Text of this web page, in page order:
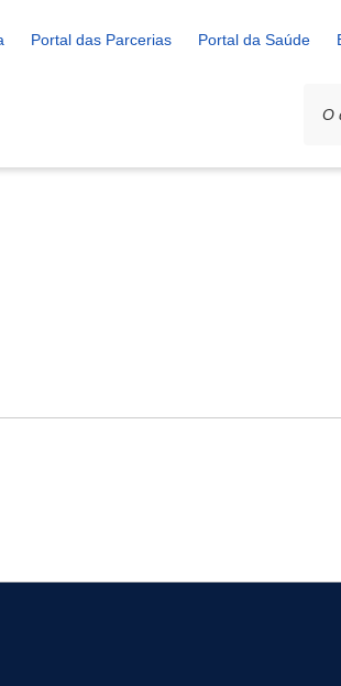
Portal das Parcerias Portal da Saúde